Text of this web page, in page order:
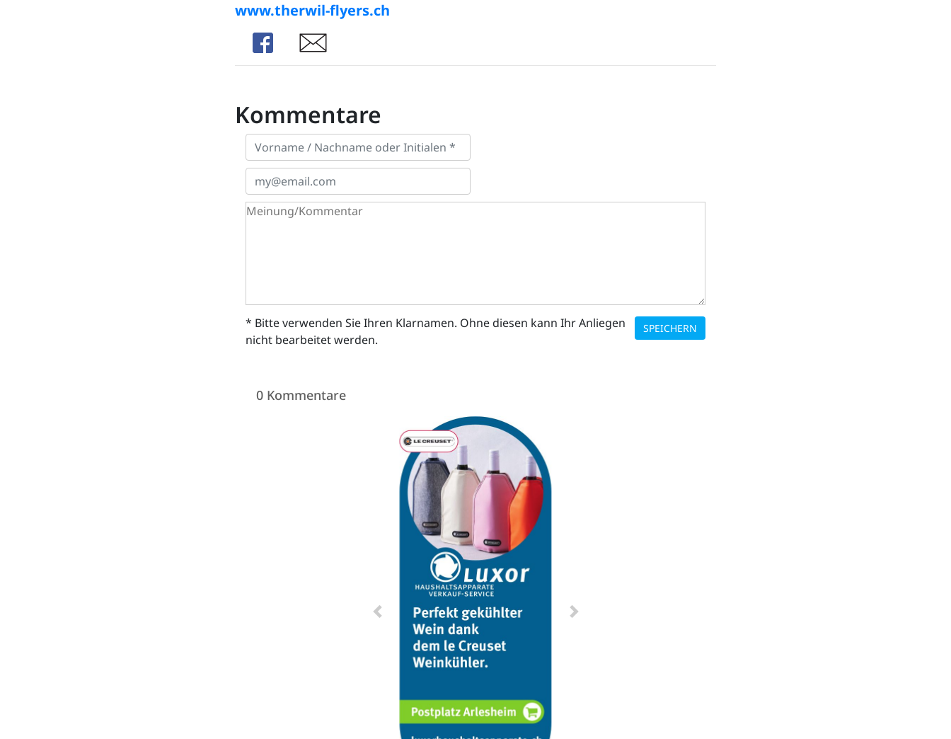
www.therwil-flyers.ch
Share
Share
Kommentare
SPEICHERN
* Bitte verwenden Sie Ihren Klarnamen. Ohne diesen kann Ihr Anliegen
nicht bearbeitet werden.
0 Kommentare